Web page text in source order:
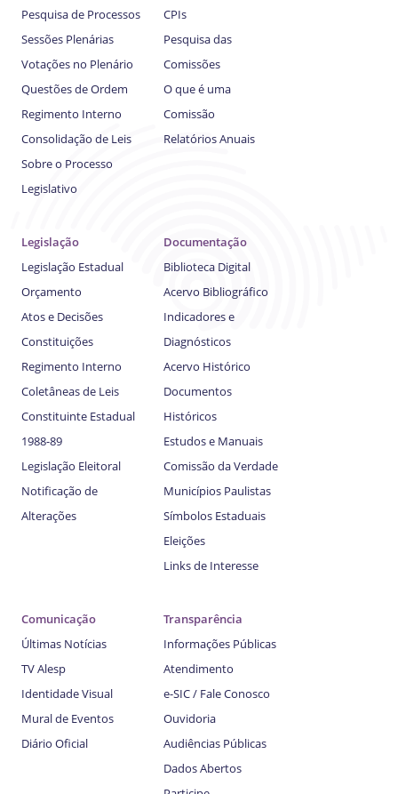
Pesquisa de Processos
Sessões Plenárias
Votações no Plenário
Questões de Ordem
Regimento Interno
Consolidação de Leis
Sobre o Processo
Legislativo
CPIs
Pesquisa das
Comissões
O que é uma
Comissão
Relatórios Anuais
Legislação
Legislação Estadual
Orçamento
Atos e Decisões
Constituições
Regimento Interno
Coletâneas de Leis
Constituinte Estadual
1988-89
Legislação Eleitoral
Notificação de
Alterações
Documentação
Biblioteca Digital
Acervo Bibliográfico
Indicadores e
Diagnósticos
Acervo Histórico
Documentos
Históricos
Estudos e Manuais
Comissão da Verdade
Municípios Paulistas
Símbolos Estaduais
Eleições
Links de Interesse
Comunicação
Últimas Notícias
TV Alesp
Identidade Visual
Mural de Eventos
Diário Oficial
Transparência
Informações Públicas
Atendimento
e-SIC / Fale Conosco
Ouvidoria
Audiências Públicas
Dados Abertos